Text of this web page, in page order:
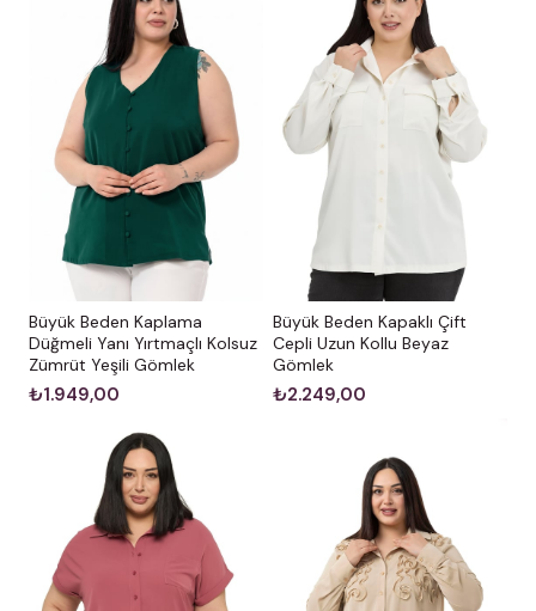
Büyük Beden Kaplama
Düğmeli Yanı Yırtmaçlı Kolsuz
Zümrüt Yeşili Gömlek
₺1.949,00
Büyük Beden Kapaklı Çift
Cepli Uzun Kollu Beyaz
Gömlek
₺2.249,00